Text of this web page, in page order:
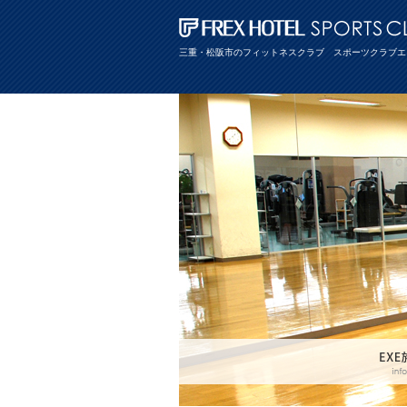
三重・松阪市のフィットネスクラブ スポーツクラブ